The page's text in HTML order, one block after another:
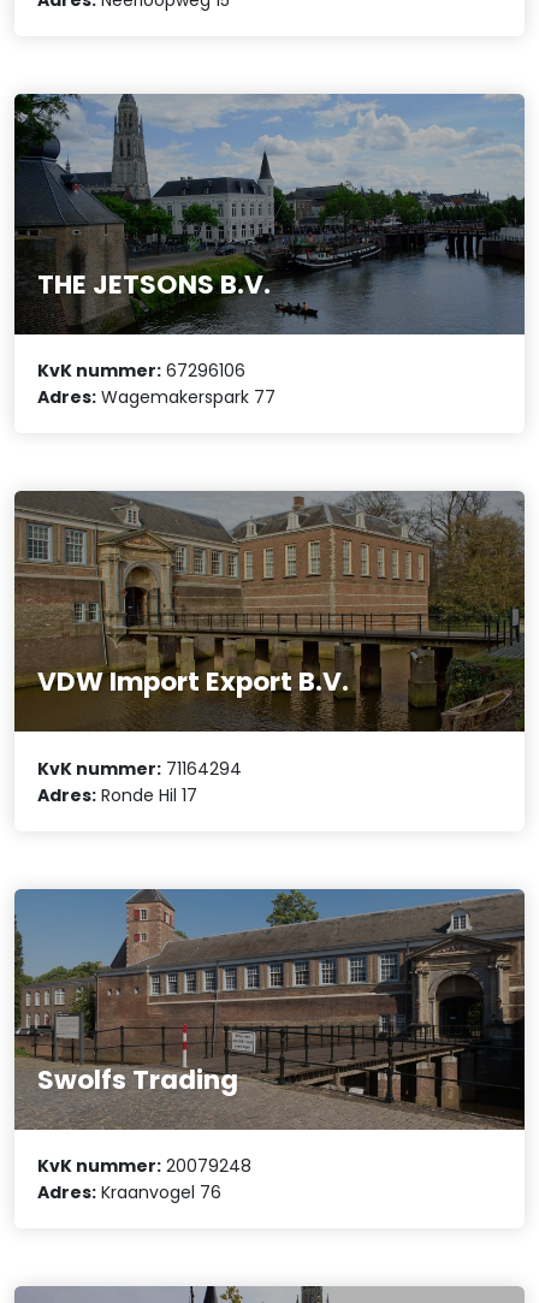
THE JETSONS B.V.
KvK nummer: 67296106
Adres: Wagemakerspark 77
VDW Import Export B.V.
KvK nummer: 71164294
Adres: Ronde Hil 17
Swolfs Trading
KvK nummer: 20079248
Adres: Kraanvogel 76